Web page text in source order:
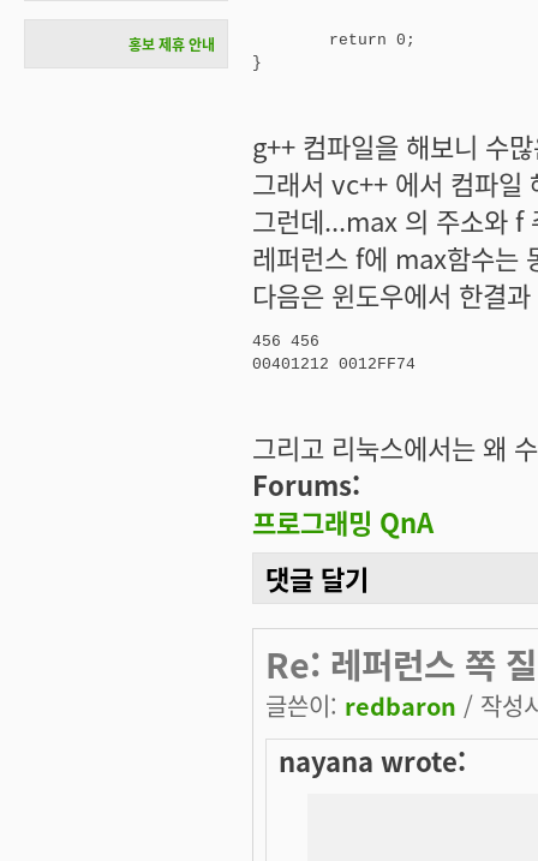
}
g++ 컴파일을 해보니 수
그래서 vc++ 에서 컴파일
그런데...max 의 주소와 f
레퍼런스 f에 max함수는
다음은 윈도우에서 한결
456 456
00401212 0012FF74
그리고 리눅스에서는 왜
Forums:
프로그래밍 QnA
댓글 달기
Re: 레퍼런스 쪽
글쓴이: redbaron / 작성
nayana wrote:
홍보 제휴 안내